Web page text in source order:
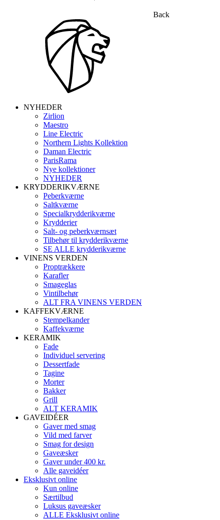
Back
NYHEDER
Zirlion
Maestro
Line Electric
Northern Lights Kollektion
Daman Electric
ParisRama
Nye kollektioner
NYHEDER
KRYDDERIKVÆRNE
Peberkværne
Saltkværne
Specialkrydderikværne
Krydderier
Salt- og peberkværnsæt
Tilbehør til krydderikværne
SE ALLE krydderikværne
VINENS VERDEN
Proptrækkere
Karafler
Smageglas
Vintilbehør
ALT FRA VINENS VERDEN
KAFFEKVÆRNE
Stempelkander
Kaffekværne
KERAMIK
Fade
Individuel servering
Dessertfade
Tagine
Morter
Bakker
Grill
ALT KERAMIK
GAVEIDÉER
Gaver med smag
Vild med farver
Smag for design
Gaveæsker
Gaver under 400 kr.
Alle gaveidéer
Eksklusivt online
Kun online
Særtilbud
Luksus gaveæsker
ALLE Eksklusivt online